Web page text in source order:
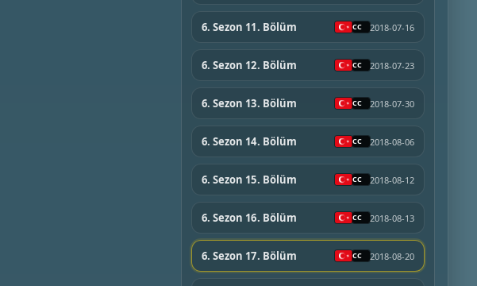
6. Sezon 11. Bölüm 2018-07-16
6. Sezon 12. Bölüm 2018-07-23
6. Sezon 13. Bölüm 2018-07-30
6. Sezon 14. Bölüm 2018-08-06
6. Sezon 15. Bölüm 2018-08-12
6. Sezon 16. Bölüm 2018-08-13
6. Sezon 17. Bölüm 2018-08-20